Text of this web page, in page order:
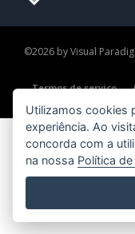
©2026 by Visual
Termos de serviço
Content Guidelines
Utilizamos cookies
experiência. Ao
concorda com a
na nossa Política